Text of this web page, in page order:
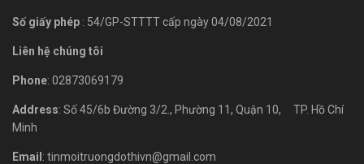
Số giấy phép : 54/GP-STTTT cấp ngày 04/08/2021
Liên hệ chúng tôi
Phone: 02873069179
Address: Số 45/6b Đường 3/2., Phường 11, Quận 10, TP. Hồ Chí
Minh
Email : tinmoitruongdothivn@gmail.com